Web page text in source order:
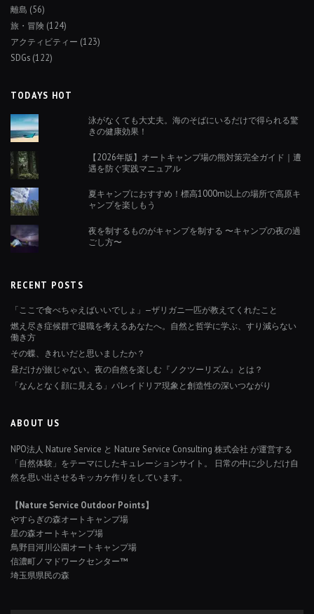
離島 (56)
旅・冒険 (124)
アクティビティー (123)
SDGs (122)
TODAYS HOT
泳がなくても大丈夫。海のそばにいるだけで得られる驚
きの健康効果！
【2026年版】オートキャンプ場の熊対策完全ガイド｜遭
遇を防ぐ実践マニュアル
夏キャンプにおすすめ！標高1000m以上の場所で高原キ
ャンプを楽しもう
夜を制するものがキャンプを制する 〜キャンプの夜の過
ごし方〜
RECENT POSTS
「ここで食べちゃえばいいでしょ」—ザリガニ一匹が教えてくれたこと
燃え尽き症候群で退職を考えるあなたへ。自然と哲学に学ぶ、すり減らない
働き方
その蝶、きれいだと思いましたか？
昼だけが旅じゃない。夜の自然を楽しむ『ノクツーリズム』とは？
「なんとなく顔に見える」パレイドリア現象と創造性の深いつながり
ABOUT US
NPO法人 Nature Service と Nature Service Consulting 株式会社 が運営する
「自然体験」をテーマにしたキュレーションサイト。 日常の中に少しだけ自
然を思い出させるキッカケ作りをしています。
【Nature Service Outdoor Points】
やすらぎの森オートキャンプ場
星の森オートキャンプ場
鳥野目河川公園オートキャンプ場
信濃町ノマドワークセンター™
埼玉県県民の森